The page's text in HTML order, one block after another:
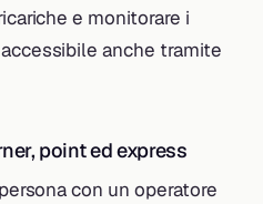
e monitorare i
anche tramite
point ed express
con un operatore